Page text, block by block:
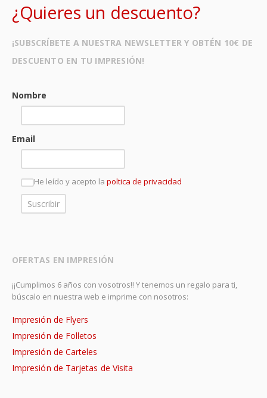
¿Quieres un descuento?
¡SUBSCRÍBETE A NUESTRA NEWSLETTER Y OBTÉN 10€ DE
DESCUENTO EN TU IMPRESIÓN!
Nombre
Email
He leído y acepto la poltica de privacidad
OFERTAS EN IMPRESIÓN
¡¡Cumplimos 6 años con vosotros!! Y tenemos un regalo para ti,
búscalo en nuestra web e imprime con nosotros:
Impresión de Flyers
Impresión de Folletos
Impresión de Carteles
Impresión de Tarjetas de Visita